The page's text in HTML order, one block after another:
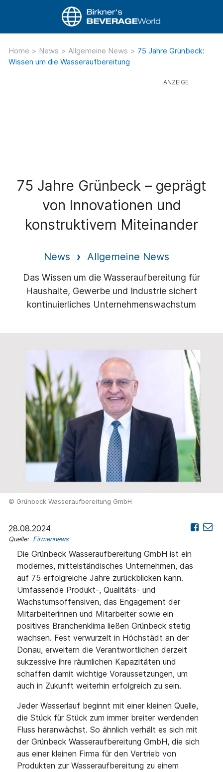
Home > News > Allgemeine News > 75 Jahre Grünbeck:
Wissen um die Wasseraufbereitung
75 Jahre Grünbeck – geprägt
von Innovationen und
konstruktivem Miteinander
News Allgemeine News
Das Wissen um die Wasseraufbereitung für
Haushalte, Gewerbe und Industrie sichert
kontinuierliches Unternehmenswachstum
© Grünbeck Wasseraufbereitung GmbH
28.08.2024
Quelle: Firmennews
Die Grünbeck Wasseraufbereitung GmbH ist ein
modernes, mittelständisches Unternehmen, das
auf 75 erfolgreiche Jahre zurückblicken kann.
Umfassende Produkt-, Qualitäts- und
Wachstumsoffensiven, das Engagement der
Mitarbeiterinnen und Mitarbeiter sowie ein
positives Branchenklima ließen Grünbeck stetig
wachsen. Fest verwurzelt in Höchstädt an der
Donau, erweitern die Verantwortlichen derzeit
sukzessive ihre räumlichen Kapazitäten und
schaffen damit wichtige Voraussetzungen, um
auch in Zukunft weiterhin erfolgreich zu sein.
Jeder Wasserlauf beginnt mit einer kleinen Quelle,
die Stück für Stück zum immer breiter werdenden
Fluss heranwächst. So ähnlich verhält es sich mit
der Grünbeck Wasseraufbereitung GmbH, die sich
aus einer kleinen Firma für den Vertrieb von
Produkten zur Wasseraufbereitung zu einem